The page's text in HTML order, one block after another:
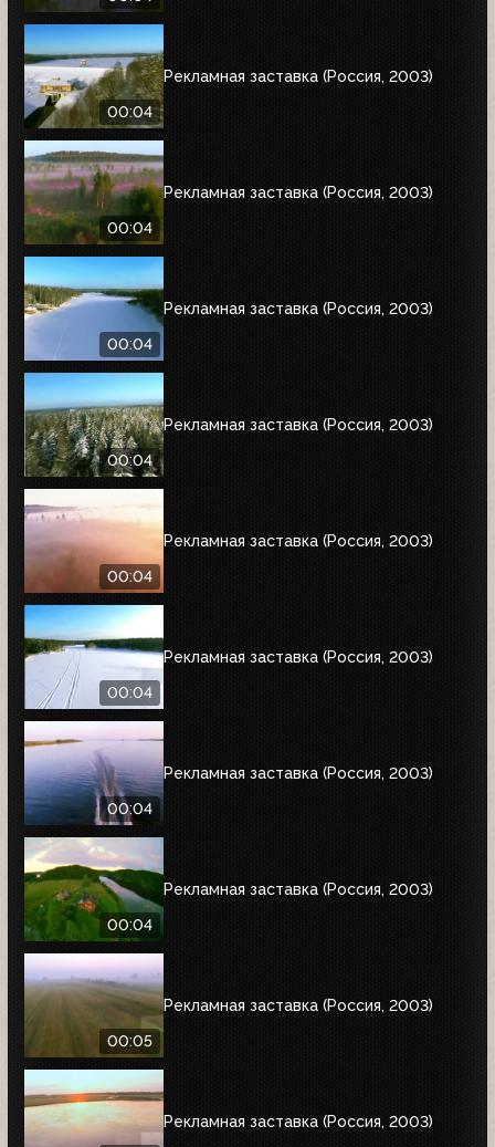
00:04
Рекламная заставка (Россия, 2003)
00:04
Рекламная заставка (Россия, 2003)
00:04
Рекламная заставка (Россия, 2003)
00:04
Рекламная заставка (Россия, 2003)
00:04
Рекламная заставка (Россия, 2003)
00:04
Рекламная заставка (Россия, 2003)
00:04
Рекламная заставка (Россия, 2003)
00:04
Рекламная заставка (Россия, 2003)
00:05
Рекламная заставка (Россия, 2003)
Рекламная заставка (Россия, 2003)